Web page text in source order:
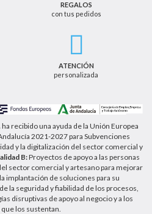
así como los derechos
a través de la dirección
así
los medios detallados en la
sobre nuestra política de
consultar en la dirección web
REGALOS
con tus pedidos
ATENCIÓN
personalizada
ha recibido una ayuda de la Unión Europea
2021-2027 para Subvenciones
y la digitalización del sector comercial y
B:Proyectos de apoyo a las personas
sector comercial y artesano para mejorar
implantación de soluciones para su
la seguridad y fiabilidad de los procesos,
disruptivas de apoyo al negocio y a los
los sustentan.